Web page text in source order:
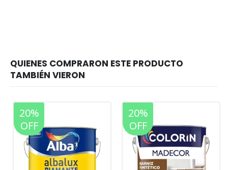
20%
OFF
20%
OFF